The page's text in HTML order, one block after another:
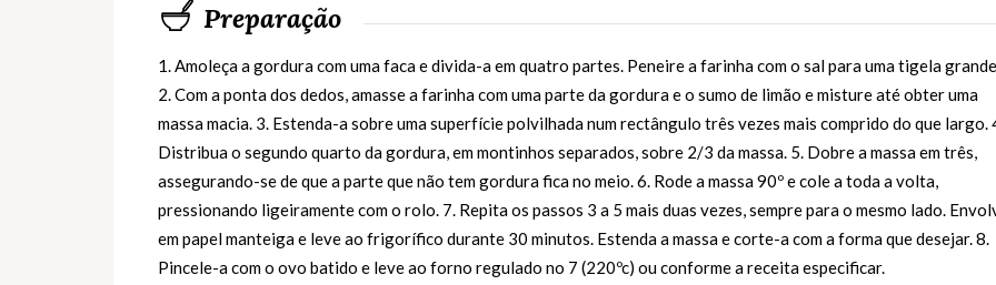
Preparação
1. Amoleça a gordura com uma faca e divida-a em quatro partes. Peneire a farinha com o sal para uma tigela
2. Com a ponta dos dedos, amasse a farinha com uma parte da gordura e o sumo de limão e misture até obter uma
massa macia. 3. Estenda-a sobre uma superfície polvilhada num rectângulo três vezes mais comprido do que largo.
Distribua o segundo quarto da gordura, em montinhos separados, sobre 2/3 da massa. 5. Dobre a massa em três,
assegurando-se de que a parte que não tem gordura fica no meio. 6. Rode a massa 90º e cole a toda a volta,
pressionando ligeiramente com o rolo. 7. Repita os passos 3 a 5 mais duas vezes, sempre para o mesmo lado.
em papel manteiga e leve ao frigorífico durante 30 minutos. Estenda a massa e corte-a com a forma que desejar. 8.
Pincele-a com o ovo batido e leve ao forno regulado no 7 (220ºc) ou conforme a receita especificar.